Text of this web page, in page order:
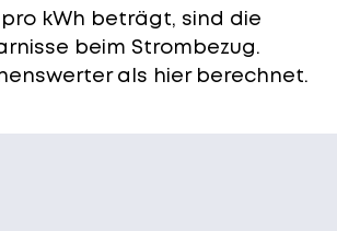
kWh beträgt, sind die
beim Strombezug.
als hier berechnet.